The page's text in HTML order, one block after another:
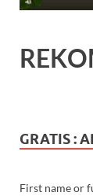
GRATIS :
First name or